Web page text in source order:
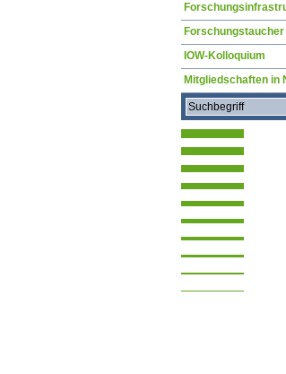
Forschungstaucher
IOW-Kolloquium
Mitgliedschaften in